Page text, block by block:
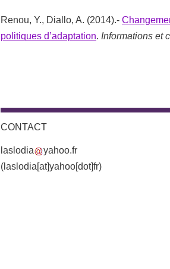
Renou, Y., Diallo, A. (2014).-
politiques d’adaptation. Informations et
CONTACT
laslodia
yahoo.fr
(laslodia[at]yahoo[dot]fr)